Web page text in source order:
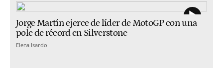
Jorge Martín ejerce de líder de MotoGP con una
pole de récord en Silverstone
Elena Isardo